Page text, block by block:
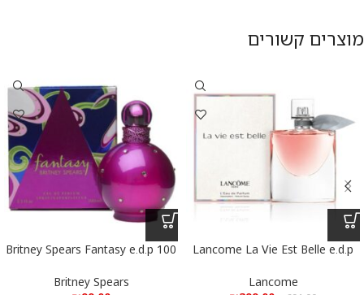
מוצרים קשורים
Lancome La Vie Est Belle e.d.p
100 מ”ל
Lancome
Britney Spears Fantasy e.d.p 100
מ”ל
Britney Spears